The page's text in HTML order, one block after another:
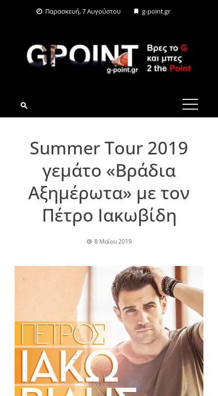
Παρασκευή, 7 Αυγούστου g-point.gr
G-POINT.GR
Summer Tour 2019
γεμάτο «Βράδια
Αξημέρωτα» με τον
Πέτρο Ιακωβίδη
8 Μαΐου 2019